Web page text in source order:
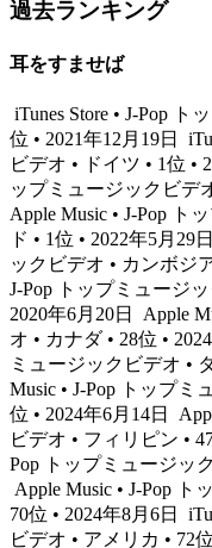
過去ランキング
耳をすませば
iTunes Store • J-Pop ト
位 • 2021年12月19日
ビデオ • ドイツ • 1位 •
ップミュージックビデ
Apple Music • J-Pop ト
ド • 1位 • 2022年5月29日
ックビデオ • カンボジ
J-Pop トップミュージ
2020年6月20日
Apple
オ • カナダ • 28位 •
ミュージックビデオ •
Music • J-Pop トップミ
位 • 2024年6月14日
ビデオ • フィリピン •
Pop トップミュージッ
Apple Music • J-Pop ト
70位 • 2024年8月6日
ビデオ • アメリカ • 72